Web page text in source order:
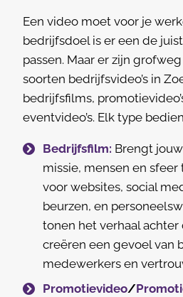
Een video moet voor je
bedrijfsdoel is er een de
passen. Maar er zijn
soorten bedrijfsvideo’s in
bedrijfsfilms,
eventvideo’s. Elk type
Bedrijfsfilm: Brengt
missie, mensen en sfeer
voor websites, social
beurzen, en
tonen het verhaal achter
creëren een gevoel van
medewerkers en
Promotievideo/